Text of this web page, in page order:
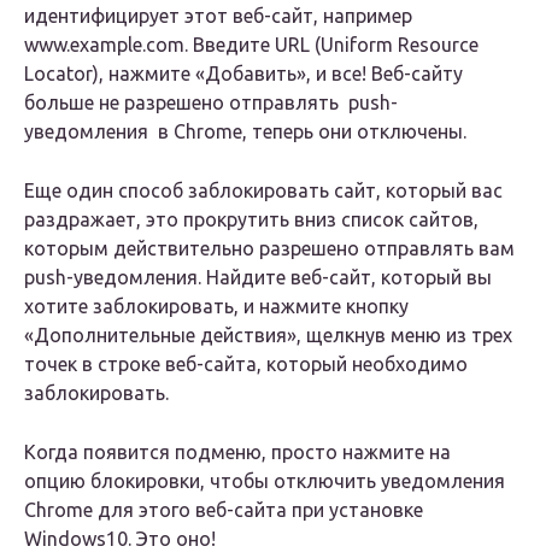
идентифицирует этот веб-сайт, например
www.example.com. Введите URL (Uniform Resource
Locator), нажмите «Добавить», и все! Веб-сайту
больше не разрешено отправлять push-
уведомления‌ в Chrome, теперь они отключены.
Еще один способ заблокировать сайт, который вас
раздражает, это прокрутить вниз список сайтов,
которым действительно разрешено отправлять вам
push-уведомления. Найдите веб-сайт, который вы
хотите заблокировать, и нажмите кнопку
«Дополнительные действия», щелкнув меню из трех
точек в строке веб-сайта, который необходимо
заблокировать.
Когда появится подменю, просто нажмите на
опцию блокировки, чтобы отключить уведомления
Chrome для этого веб-сайта при установке
Windows10. Это оно!